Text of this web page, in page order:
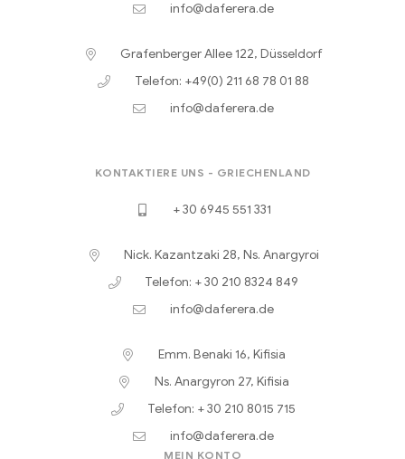
info@daferera.de
Grafenberger Allee 122, Düsseldorf
Telefon: +49(0) 211 68 78 01 88
info@daferera.de
KONTAKTIERE UNS - GRIECHENLAND
+ 30 6945 551 331
Nick. Kazantzaki 28, Ns. Anargyroi
Telefon: + 30 210 8324 849
info@daferera.de
Emm. Benaki 16, Kifisia
Ns. Anargyron 27, Kifisia
Telefon: + 30 210 8015 715
info@daferera.de
MEIN KONTO